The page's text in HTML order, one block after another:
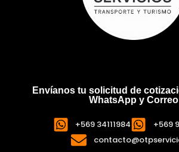
Envíanos tu solicitud de
WhatsApp y Correo
+569 34111984
+569